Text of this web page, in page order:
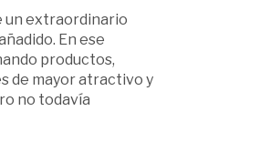
un extraordinario
En ese
productos,
de mayor atractivo y
no todavía